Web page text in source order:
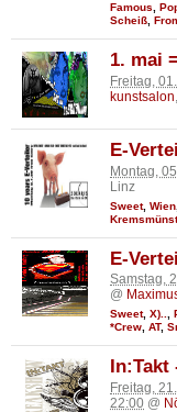
Famous,
Scheiß,
1. mai
Freitag,
kunstsalon
E-
Montag,
Linz
Sweet, Wien
E-
Samstag,
@
Sweet, X)..
*Crew AT,
Freitag,
22:00 @